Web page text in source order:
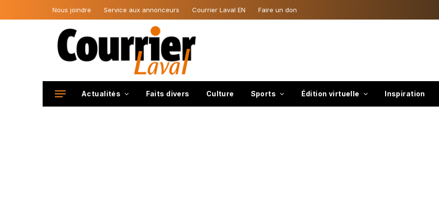
Nous joindre Service aux annonceurs Courrier Laval EN Faire un don
Actualités Faits divers Culture Sports Édition virtuelle Inspiration